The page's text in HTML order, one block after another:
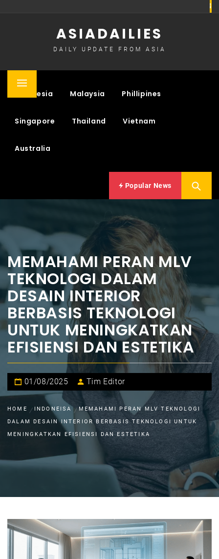
ASIADAILIES
DAILY UPDATE FROM ASIA
Primary
Indonesia Malaysia Phillipines
Singapore Thailand Vietnam
Australia
Popular News
MEMAHAMI PERAN MLV
TEKNOLOGI DALAM
DESAIN INTERIOR
BERBASIS TEKNOLOGI
UNTUK MENINGKATKAN
EFISIENSI DAN ESTETIKA
01/08/2025 Tim Editor
HOME INDONEISA
MEMAHAMI PERAN MLV TEKNOLOGI
DALAM DESAIN INTERIOR BERBASIS TEKNOLOGI UNTUK
MENINGKATKAN EFISIENSI DAN ESTETIKA